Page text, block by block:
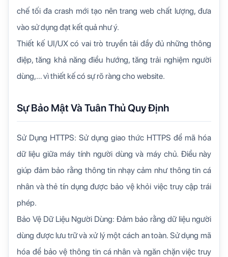
chế tối đa crash mới tạo nên trang web chất lượng, đưa
vào sử dụng đạt kết quả như ý.
Thiết kế UI/UX có vai trò truyền tải đầy đủ những thông
điệp, tăng khả năng điều hướng, tăng trải nghiệm người
dùng,… vì thiết kế có sự rõ ràng cho website.
Sự Bảo Mật Và Tuân Thủ Quy Định
Sử Dụng HTTPS: Sử dụng giao thức HTTPS để mã hóa
dữ liệu giữa máy tính người dùng và máy chủ. Điều này
giúp đảm bảo rằng thông tin nhạy cảm như thông tin cá
nhân và thẻ tín dụng được bảo vệ khỏi việc truy cập trái
phép.
Bảo Vệ Dữ Liệu Người Dùng: Đảm bảo rằng dữ liệu người
dùng được lưu trữ và xử lý một cách an toàn. Sử dụng mã
hóa để bảo vệ thông tin cá nhân và ngăn chặn việc truy